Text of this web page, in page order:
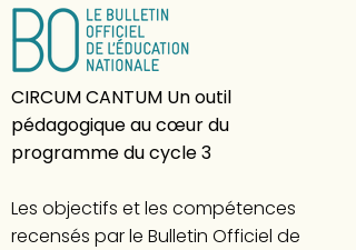
CIRCUM CANTUM Un outil
pédagogique au cœur du
programme du cycle 3
Les objectifs et les compétences
recensés par le Bulletin Officiel de